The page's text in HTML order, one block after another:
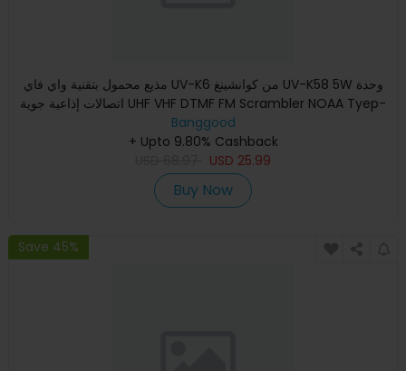
مذيع محمول بتقنية واي فاي UV-K6 من كوانشينغ UV-K58 5W وحدة
اتصالات إذاعية جوية UHF VHF DTMF FM Scrambler NOAA Tyep-
C Cha
Banggood
+ Upto 9.80% Cashback
USD 25.99
Buy Now
Save 45%